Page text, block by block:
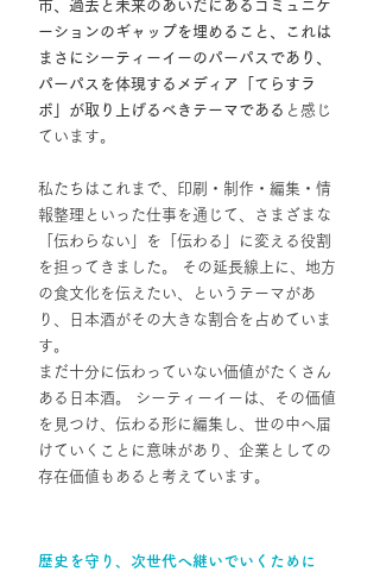
市、過去と未来のあいだにあるコミュニケ
ーションのギャップを埋めること、これは
まさにシーティーイーのパーパスであり、
パーパスを体現するメディア「てらすラ
ボ」が取り上げるべきテーマである と感じ
ています。
私たちはこれまで、印刷・制作・編集・情
報整理といった仕事を通じて、さまざまな
「伝わらない」を「伝わる」に変える役割
を担ってきました。 その延長線上に、地方
の食文化を伝えたい、というテーマがあ
り、日本酒がその大きな割合を占めていま
す。
まだ十分に伝わっていない価値がたくさん
ある日本酒。 シーティーイーは、その価値
を見つけ、伝わる形に編集し、世の中へ届
けていくことに意味があり、企業としての
存在価値もあると考えています。
歴史を守り、次世代へ継いでいくために